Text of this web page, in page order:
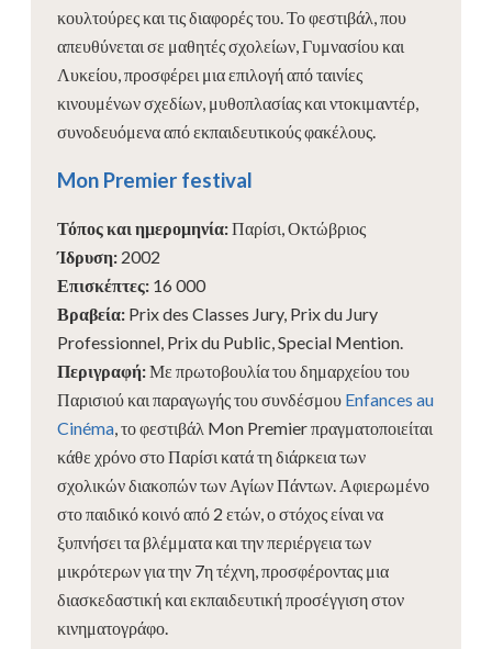
κουλτούρες και τις διαφορές του. Το φεστιβάλ, που
απευθύνεται σε μαθητές σχολείων, Γυμνασίου και
Λυκείου, προσφέρει μια επιλογή από ταινίες
κινουμένων σχεδίων, μυθοπλασίας και ντοκιμαντέρ,
συνοδευόμενα από εκπαιδευτικούς φακέλους.
Mon Premier festival
Τόπος και ημερομηνία:Παρίσι, Οκτώβριος
Ίδρυση: 2002
Επισκέπτες: 16 000
Βραβεία: Prix des Classes Jury, Prix du Jury
Professionnel, Prix du Public, Special Mention.
Περιγραφή:Με πρωτοβουλία του δημαρχείου του
Παρισιού και παραγωγής του συνδέσμου Enfances au
Cinéma , το φεστιβάλ Mon Premier πραγματοποιείται
κάθε χρόνο στο Παρίσι κατά τη διάρκεια των
σχολικών διακοπών των Αγίων Πάντων. Αφιερωμένο
στο παιδικό κοινό από 2 ετών, ο στόχος είναι να
ξυπνήσει τα βλέμματα και την περιέργεια των
μικρότερων για την 7η τέχνη, προσφέροντας μια
διασκεδαστική και εκπαιδευτική προσέγγιση στον
κινηματογράφο.